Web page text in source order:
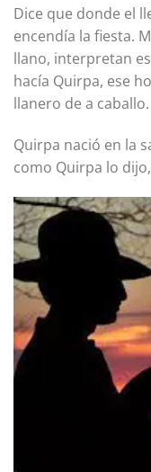
Dice que donde el
encendía la fiesta.
llano, interpretan
hacía Quirpa, ese
llanero de a caballo.
Quirpa nació en la
como Quirpa lo